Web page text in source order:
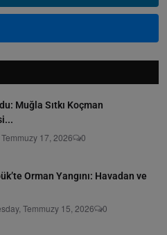
Muğla Sıtkı Koçman
17, 2026 0
Orman Yangını: Havadan ve
Temmuzy 15, 2026 0